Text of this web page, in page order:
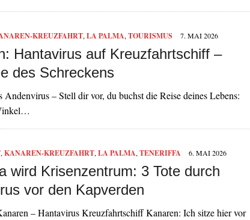
KREUZFAHRT, LA PALMA, TOURISMUS 7. MAI 2026
Hantavirus auf Kreuzfahrtschiff –
des Schreckens
– Stell dir vor, du buchst die Reise deines Lebens:
, KANAREN-KREUZFAHRT, LA PALMA, TENERIFFA 6. MAI 2026
wird Krisenzentrum: 3 Tote durch
vor den Kapverden
– Hantavirus Kreuzfahrtschiff Kanaren: Ich sitze hier vor